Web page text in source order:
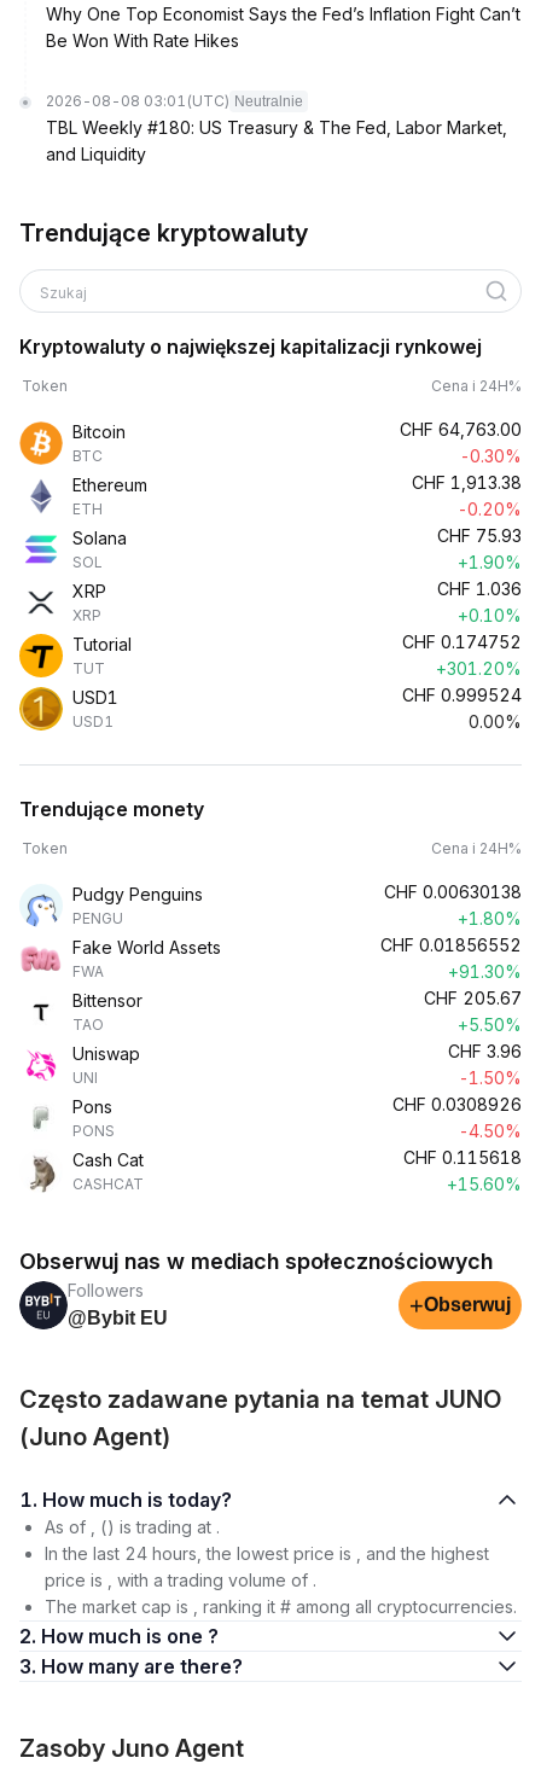
Why One Top Economist Says the Fed’s Inflation Fight Can’t
Be Won With Rate Hikes
2026-08-08 03:01 (UTC) Neutralnie
TBL Weekly #180: US Treasury & The Fed, Labor Market,
and Liquidity
Trendujące kryptowaluty
Szukaj
Kryptowaluty o największej kapitalizacji rynkowej
Token Cena i 24H%
Bitcoin
BTC
CHF 64,763.00
-0.30%
Ethereum
ETH
CHF 1,913.38
-0.20%
Solana
SOL
CHF 75.93
+1.90%
XRP
XRP
CHF 1.036
+0.10%
Tutorial
TUT
CHF 0.174752
+301.20%
USD1
USD1
CHF 0.999524
0.00%
Trendujące monety
Token Cena i 24H%
Pudgy Penguins
PENGU
CHF 0.00630138
+1.80%
Fake World Assets
FWA
CHF 0.01856552
+91.30%
Bittensor
TAO
CHF 205.67
+5.50%
Uniswap
UNI
CHF 3.96
-1.50%
Pons
PONS
CHF 0.0308926
-4.50%
Cash Cat
CASHCAT
CHF 0.115618
+15.60%
Obserwuj nas w mediach społecznościowych
Followers
@Bybit EU
+Obserwuj
Często zadawane pytania na temat JUNO
(Juno Agent)
1. How much is today?
As of , () is trading at .
In the last 24 hours, the lowest price is , and the highest
price is , with a trading volume of .
The market cap is , ranking it # among all cryptocurrencies.
2. How much is one ?
3. How many are there?
Zasoby Juno Agent